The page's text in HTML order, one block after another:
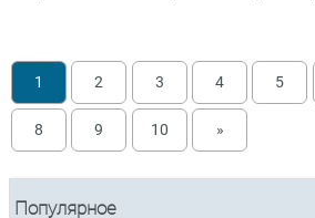
1 2 3 4 5
8 9 10 »
Популярное